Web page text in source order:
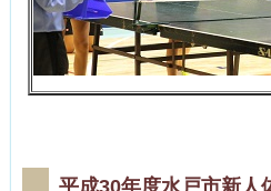
平成30年度水戸市新人